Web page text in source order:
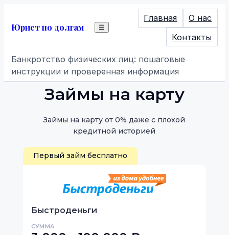
Юрист по долгам ☰
Главная
О нас
Контакты
Банкротство физических лиц: пошаговые
инструкции и проверенная информация
Займы на карту
Займы на карту от 0% даже с плохой
кредитной историей
Первый займ бесплатно
Быстроденьги
СУММА